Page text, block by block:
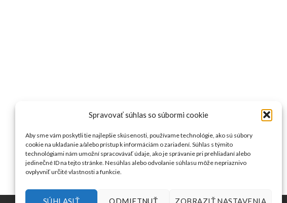
Spravovať súhlas so súbormi cookie
Aby sme vám poskytli tie najlepšie skúsenosti, používame technológie, ako sú súbory
cookie na ukladanie a/alebo prístup k informáciám o zariadení. Súhlas s týmito
technológiami nám umožní spracovávať údaje, ako je správanie pri prehliadaní alebo
jedinečné ID na tejto stránke. Nesúhlas alebo odvolanie súhlasu môže nepriaznivo
ovplyvniť určité vlastnosti a funkcie.
SÚHLASIŤ ODMIETNUŤ ZOBRAZIŤ NASTAVENIA